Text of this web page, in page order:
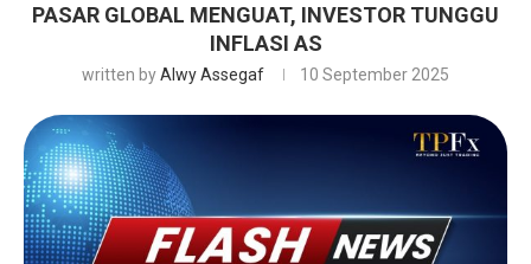
PASAR GLOBAL MENGUAT, INVESTOR TUNGGU
INFLASI AS
written byAlwy Assegaf 10 September 2025